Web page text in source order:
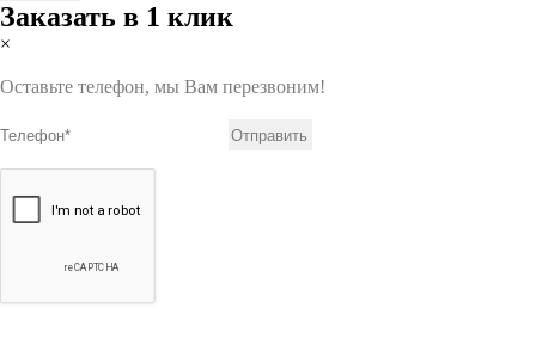
Заказать в 1 клик
×
Оставьте телефон, мы Вам перезвоним!